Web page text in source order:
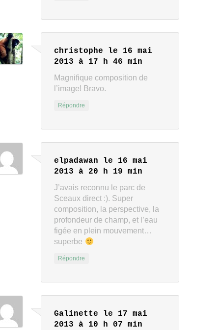
christophe
le 16 mai
2013 à 17 h 46 min
Magnifique composition de
l’image! Bravo.
Répondre
elpadawan
le 16 mai
2013 à 20 h 19 min
J’avais reconnu le parc de
Sceaux direct :). Super
composition, la perspective, la
profondeur de champ, et l’eau
figée en plein mouvement…
superbe
Répondre
Galinette
le 17 mai
2013 à 10 h 07 min